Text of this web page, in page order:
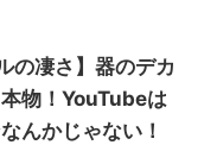
の凄さ】器のデカ
物！YouTubeは
んかじゃない！